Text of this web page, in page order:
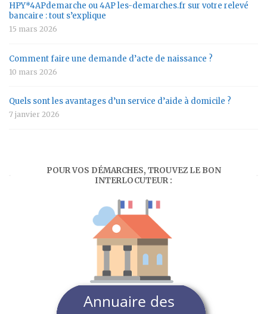
HPY*4APdemarche ou 4AP les-demarches.fr sur votre relevé
bancaire : tout s’explique
15 mars 2026
Comment faire une demande d’acte de naissance ?
10 mars 2026
Quels sont les avantages d’un service d’aide à domicile ?
7 janvier 2026
POUR VOS DÉMARCHES, TROUVEZ LE BON
INTERLOCUTEUR :